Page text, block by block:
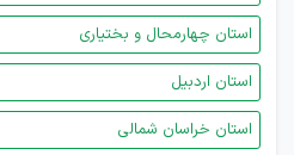
استان چهارمحال و بختیاری
استان اردبیل
استان خراسان شمالی